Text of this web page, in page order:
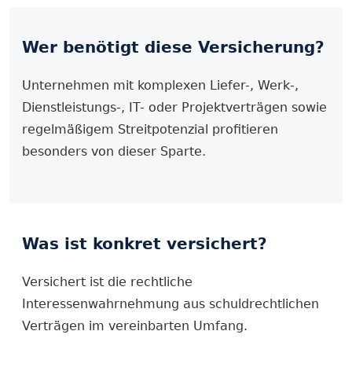
Wer benötigt diese Versicherung?
Unternehmen mit komplexen Liefer-, Werk-,
Dienstleistungs-, IT- oder Projektverträgen sowie
regelmäßigem Streitpotenzial profitieren
besonders von dieser Sparte.
Was ist konkret versichert?
Versichert ist die rechtliche
Interessenwahrnehmung aus schuldrechtlichen
Verträgen im vereinbarten Umfang.